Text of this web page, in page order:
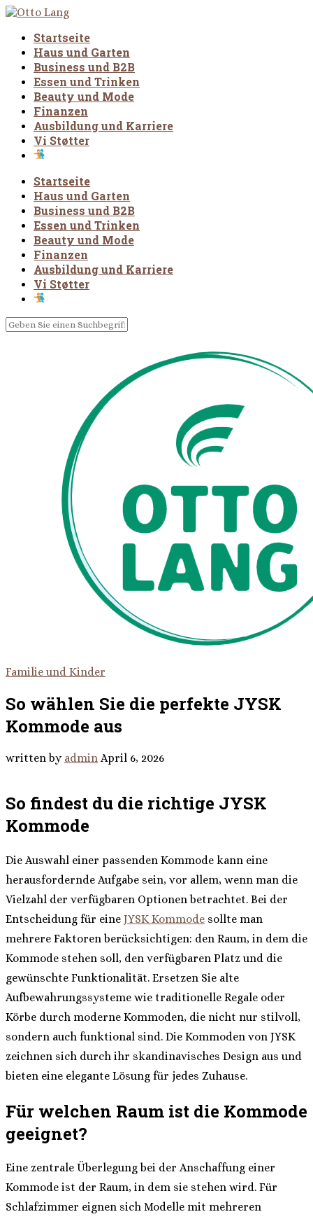
Startseite
Haus und Garten
Business und B2B
Essen und Trinken
Beauty und Mode
Finanzen
Ausbildung und Karriere
Vi Støtter
Startseite
Haus und Garten
Business und B2B
Essen und Trinken
Beauty und Mode
Finanzen
Ausbildung und Karriere
Vi Støtter
Familie und Kinder
So wählen Sie die perfekte JYSK
Kommode aus
written by admin April 6, 2026
So findest du die richtige JYSK
Kommode
Die Auswahl einer passenden Kommode kann eine
herausfordernde Aufgabe sein, vor allem, wenn man die
Vielzahl der verfügbaren Optionen betrachtet. Bei der
Entscheidung für eine JYSK Kommode sollte man
mehrere Faktoren berücksichtigen: den Raum, in dem die
Kommode stehen soll, den verfügbaren Platz und die
gewünschte Funktionalität. Ersetzen Sie alte
Aufbewahrungssysteme wie traditionelle Regale oder
Körbe durch moderne Kommoden, die nicht nur stilvoll,
sondern auch funktional sind. Die Kommoden von JYSK
zeichnen sich durch ihr skandinavisches Design aus und
bieten eine elegante Lösung für jedes Zuhause.
Für welchen Raum ist die Kommode
geeignet?
Eine zentrale Überlegung bei der Anschaffung einer
Kommode ist der Raum, in dem sie stehen wird. Für
Schlafzimmer eignen sich Modelle mit mehreren